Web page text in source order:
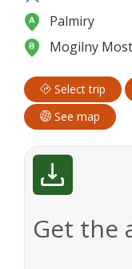
Palmiry
Mogilny
Select trip
See map
Get the